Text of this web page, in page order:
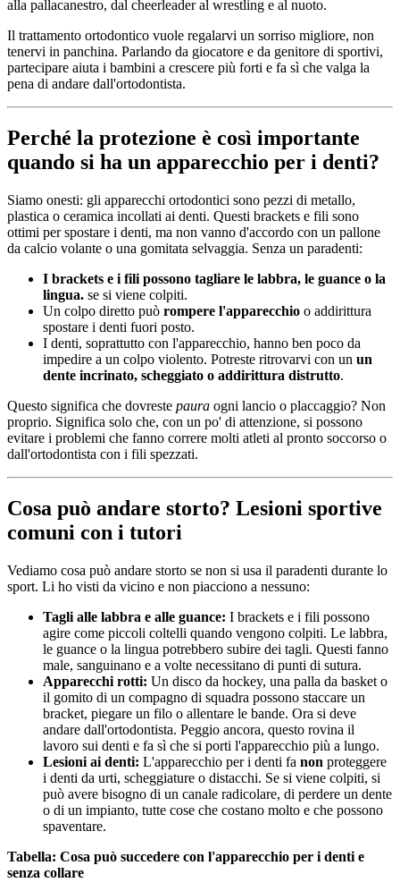
alla pallacanestro, dal cheerleader al wrestling e al nuoto.
Il trattamento ortodontico vuole regalarvi un sorriso migliore, non
tenervi in panchina. Parlando da giocatore e da genitore di sportivi,
partecipare aiuta i bambini a crescere più forti e fa sì che valga la
pena di andare dall'ortodontista.
Perché la protezione è così importante
quando si ha un apparecchio per i denti?
Siamo onesti: gli apparecchi ortodontici sono pezzi di metallo,
plastica o ceramica incollati ai denti. Questi brackets e fili sono
ottimi per spostare i denti, ma non vanno d'accordo con un pallone
da calcio volante o una gomitata selvaggia. Senza un paradenti:
I brackets e i fili possono tagliare le labbra, le guance o la
lingua. se si viene colpiti.
Un colpo diretto può rompere l'apparecchio o addirittura
spostare i denti fuori posto.
I denti, soprattutto con l'apparecchio, hanno ben poco da
impedire a un colpo violento. Potreste ritrovarvi con un un
dente incrinato, scheggiato o addirittura distrutto.
Questo significa che dovreste paura ogni lancio o placcaggio? Non
proprio. Significa solo che, con un po' di attenzione, si possono
evitare i problemi che fanno correre molti atleti al pronto soccorso o
dall'ortodontista con i fili spezzati.
Cosa può andare storto? Lesioni sportive
comuni con i tutori
Vediamo cosa può andare storto se non si usa il paradenti durante lo
sport. Li ho visti da vicino e non piacciono a nessuno:
Tagli alle labbra e alle guance: I brackets e i fili possono
agire come piccoli coltelli quando vengono colpiti. Le labbra,
le guance o la lingua potrebbero subire dei tagli. Questi fanno
male, sanguinano e a volte necessitano di punti di sutura.
Apparecchi rotti: Un disco da hockey, una palla da basket o
il gomito di un compagno di squadra possono staccare un
bracket, piegare un filo o allentare le bande. Ora si deve
andare dall'ortodontista. Peggio ancora, questo rovina il
lavoro sui denti e fa sì che si porti l'apparecchio più a lungo.
Lesioni ai denti: L'apparecchio per i denti fa non proteggere
i denti da urti, scheggiature o distacchi. Se si viene colpiti, si
può avere bisogno di un canale radicolare, di perdere un dente
o di un impianto, tutte cose che costano molto e che possono
spaventare.
Tabella: Cosa può succedere con l'apparecchio per i denti e
senza collare